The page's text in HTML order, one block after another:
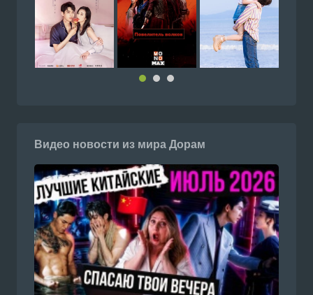
Видео новости из мира Дорам